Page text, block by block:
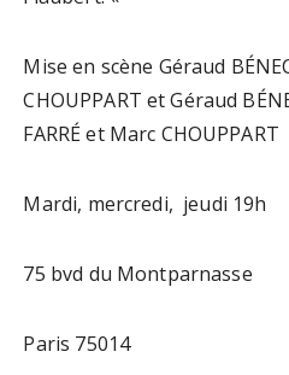
Mise en scène Géraud
CHOUPPART et Géraud
FARRÉ et Marc CHOUPPART
Mardi, mercredi, jeudi 19h
75 bvd du Montparnasse
Paris 75014